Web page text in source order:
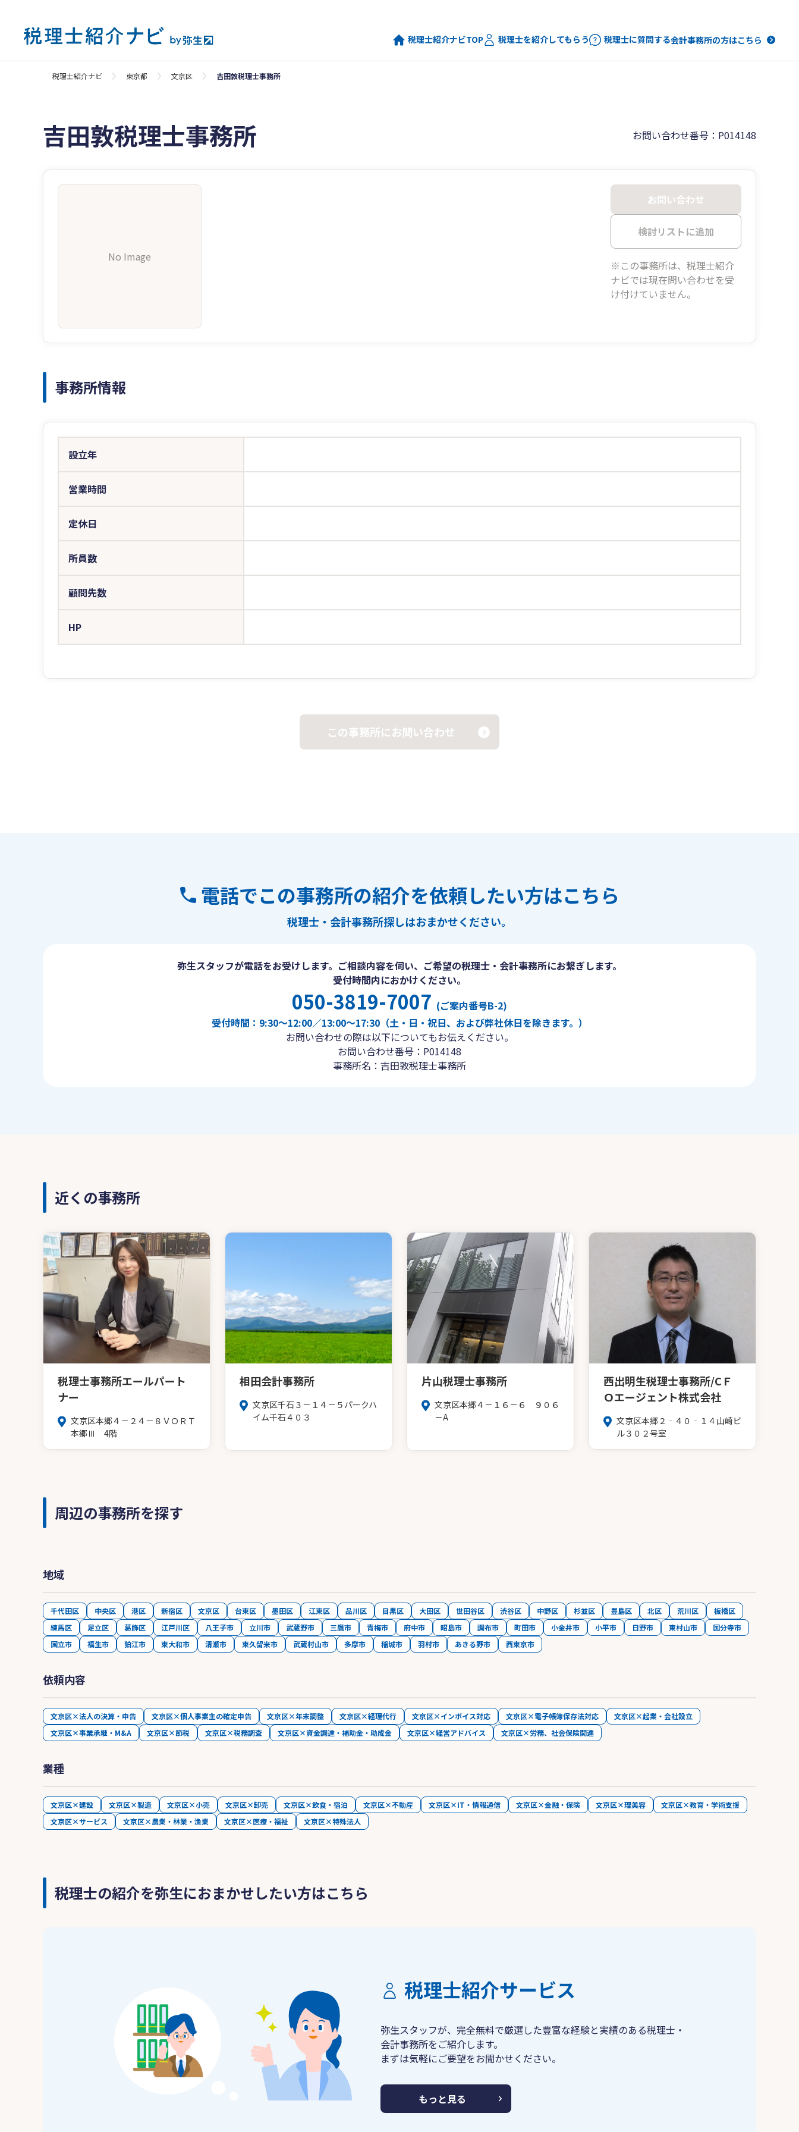
税理士紹介ナビTOP 税理士を紹介してもらう 税理士に質問する会計事務所の方はこちら
税理士紹介ナビ 東京都 文京区 吉田敦税理士事務所
吉田敦税理士事務所 お問い合わせ番号：P014148
No Image
お問い合わせ
検討リストに追加
※この事務所は、税理士紹介
ナビでは現在問い合わせを受
け付けていません。
事務所情報
設立年
営業時間
定休日
所員数
顧問先数
HP
この事務所にお問い合わせ
電話でこの事務所の紹介を依頼したい方はこちら
税理士・会計事務所探しはおまかせください。
弥生スタッフが電話をお受けします。ご相談内容を伺い、ご希望の税理士・会計事務所にお繋ぎします。
受付時間内におかけください。
050-3819-7007 (ご案内番号B-2)
受付時間：9:30〜12:00／13:00〜17:30（土・日・祝日、および弊社休日を除きます。）
お問い合わせの際は以下についてもお伝えください。
お問い合わせ番号：P014148
事務所名：吉田敦税理士事務所
近くの事務所
税理士事務所エールパート
ナー
文京区本郷４－２４－８ＶＯＲＴ
本郷Ⅲ 4階
相田会計事務所
文京区千石３－１４－５パークハ
イム千石４０３
片山税理士事務所
文京区本郷４－１６－６ ９０６
－A
西出明生税理士事務所/CＦ
Ｏエージェント株式会社
文京区本郷２‐４０‐１４山崎ビ
ル３０２号室
周辺の事務所を探す
地域
千代田区 中央区 港区 新宿区 文京区 台東区 墨田区 江東区 品川区 目黒区 大田区 世田谷区 渋谷区 中野区 杉並区 豊島区 北区 荒川区
板橋区
練馬区
足立区 葛飾区 江戸川区 八王子市 立川市 武蔵野市 三鷹市 青梅市 府中市 昭島市 調布市 町田市 小金井市 小平市 日野市 東村山市
国分寺市
国立市
福生市 狛江市 東大和市 清瀬市 東久留米市 武蔵村山市 多摩市 稲城市 羽村市 あきる野市 西東京市
依頼内容
文京区×法人の決算・申告 文京区×個人事業主の確定申告 文京区×年末調整 文京区×経理代行 文京区×インボイス対応 文京区×電子帳簿保存法対応
文京区×起業・会社設立
文京区×事業承継・M&A
文京区×節税 文京区×税務調査 文京区×資金調達・補助金・助成金 文京区×経営アドバイス 文京区×労務、社会保険関連
業種
文京区×建設 文京区×製造 文京区×小売 文京区×卸売 文京区×飲食・宿泊 文京区×不動産 文京区×IT・情報通信 文京区×金融・保険 文京区×理美容
文京区×教育・学術支援
文京区×サービス
文京区×農業・林業・漁業 文京区×医療・福祉 文京区×特殊法人
税理士の紹介を弥生におまかせしたい方はこちら
税理士紹介サービス
弥生スタッフが、完全無料で厳選した豊富な経験と実績のある税理士・
会計事務所をご紹介します。
まずは気軽にご要望をお聞かせください。
もっと見る